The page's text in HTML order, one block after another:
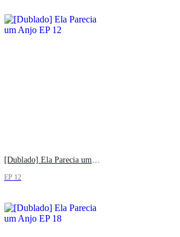
[Dublado] Ela Parecia um Anjo
EP 12